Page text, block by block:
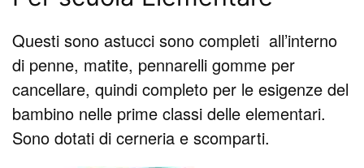
Questi sono astucci sono completi all’interno
di penne, matite, pennarelli gomme per
cancellare, quindi completo per le esigenze del
bambino nelle prime classi delle elementari.
Sono dotati di cerneria e scomparti.